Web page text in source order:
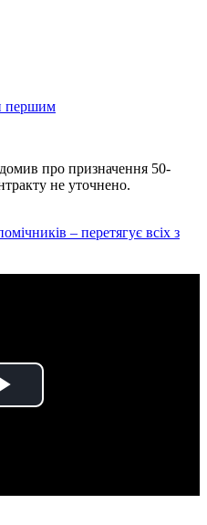
першим
про призначення 50-
не уточнено.
– перетягує всіх з
Play